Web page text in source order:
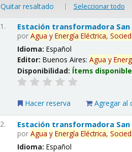
Quitar resaltado | Seleccionar todo
1. Estación transformadora
porAgua y Energía Eléctrica,
Idioma:Español
Editor:Buenos Aires:Agua y
Disponibilidad: Ítems
Hacer reserva Agregar al
2. Estación transformadora
porAgua y Energía Eléctrica,
Idioma:Español